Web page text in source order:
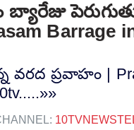
బ్యారేజు
Barrage
వరద ప్రవాహం |